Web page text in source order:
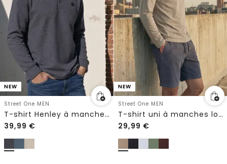
NEW
Street One MEN
T-shirt Henley à manches longues, effet chiné
39,99 €
NEW
Street One MEN
T-shirt uni à manches longues et col rond
29,99 €